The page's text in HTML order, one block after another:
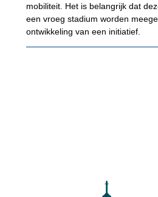
mobiliteit. Het is belangrijk dat
een vroeg stadium worden
ontwikkeling van een initiatief.